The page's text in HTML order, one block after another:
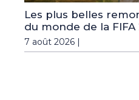
Les plus belles
du monde de la FIFA
7 août 2026 |